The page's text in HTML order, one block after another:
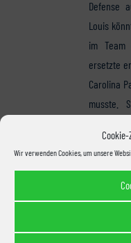
Wir verwenden Cookies, um unsere
Defense
Louis
im Team
ersetzte
Carolina
musste.
dazu
nur
SS